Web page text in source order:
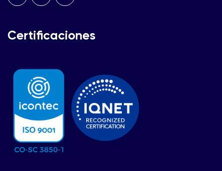
Certificaciones